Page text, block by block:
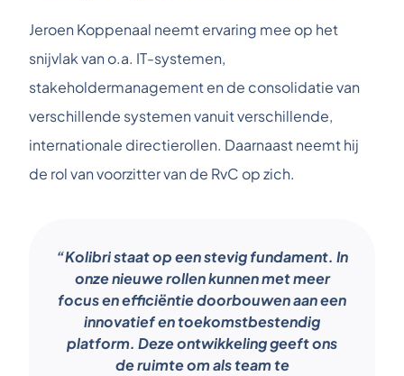
Jeroen Koppenaal neemt ervaring mee op het
snijvlak van o.a. IT-systemen,
stakeholdermanagement en de consolidatie van
verschillende systemen vanuit verschillende,
internationale directierollen. Daarnaast neemt hij
de rol van voorzitter van de RvC op zich.
“Kolibri staat op een stevig fundament. In
onze nieuwe rollen kunnen met meer
focus en efficiëntie doorbouwen aan een
innovatief en toekomstbestendig
platform. Deze ontwikkeling geeft ons
de ruimte om als team te